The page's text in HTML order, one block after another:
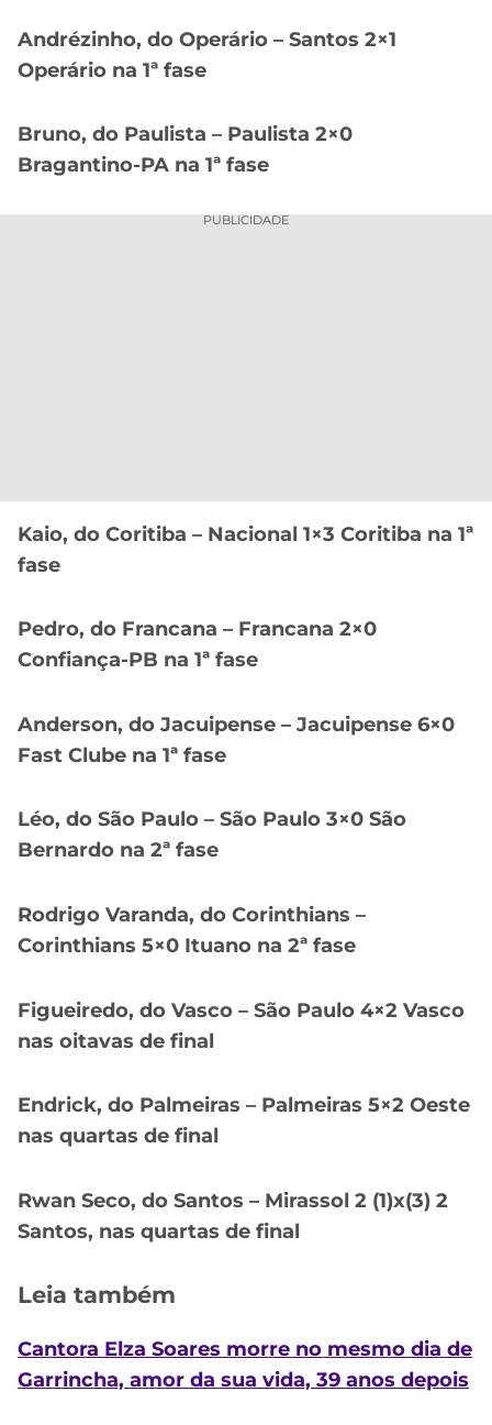
Andrézinho, do Operário – Santos 2×1
Operário na 1ª fase
Bruno, do Paulista – Paulista 2×0
Bragantino-PA na 1ª fase
PUBLICIDADE
Kaio, do Coritiba – Nacional 1×3 Coritiba na 1ª
fase
Pedro, do Francana – Francana 2×0
Confiança-PB na 1ª fase
Anderson, do Jacuipense – Jacuipense 6×0
Fast Clube na 1ª fase
Léo, do São Paulo – São Paulo 3×0 São
Bernardo na 2ª fase
Rodrigo Varanda, do Corinthians –
Corinthians 5×0 Ituano na 2ª fase
Figueiredo, do Vasco – São Paulo 4×2 Vasco
nas oitavas de final
Endrick, do Palmeiras – Palmeiras 5×2 Oeste
nas quartas de final
Rwan Seco, do Santos – Mirassol 2 (1)x(3) 2
Santos, nas quartas de final
Leia também
Cantora Elza Soares morre no mesmo dia de
Garrincha, amor da sua vida, 39 anos depois